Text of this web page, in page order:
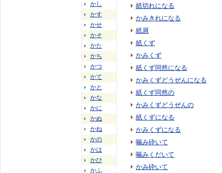
かし
かす
かせ
かそ
かた
かち
かつ
かて
かと
かな
かに
かぬ
かね
かの
かは
かひ
かふ
紙切れになる
かみきれになる
紙屑
紙くず
かみくず
紙くず同然になる
かみくずどうぜんになる
紙くず同然の
かみくずどうぜんの
紙くずになる
かみくずになる
噛み砕いて
噛みくだいて
かみ砕いて